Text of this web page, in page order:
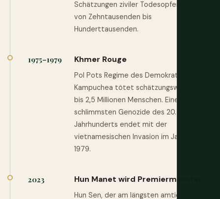
Schätzungen ziviler Todesopfer reichen
von Zehntausenden bis
Hunderttausenden.
1975–1979 Khmer Rouge
Pol Pots Regime des Demokratischen
Kampuchea tötet schätzungsweise 1,7
bis 2,5 Millionen Menschen. Eines der
schlimmsten Genozide des 20.
Jahrhunderts endet mit der
vietnamesischen Invasion im Januar
1979.
2023 Hun Manet wird Premierminister
Hun Sen, der am längsten amtierende